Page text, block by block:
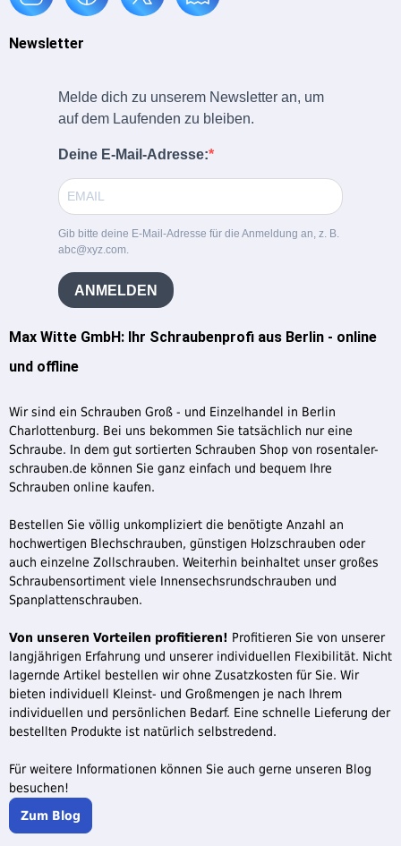
Max Witte GmbH: Ihr Schraubenprofi aus Berlin - online
und offline
Wir sind ein Schrauben Groß - und Einzelhandel in Berlin
Charlottenburg. Bei uns bekommen Sie tatsächlich nur eine
Schraube. In dem gut sortierten Schrauben Shop von rosentaler-
schrauben.de können Sie ganz einfach und bequem Ihre
Schrauben online kaufen.
Bestellen Sie völlig unkompliziert die benötigte Anzahl an
hochwertigen Blechschrauben, günstigen Holzschrauben oder
auch einzelne Zollschrauben. Weiterhin beinhaltet unser großes
Schraubensortiment viele Innensechsrundschrauben und
Spanplattenschrauben.
Von unseren Vorteilen profitieren! Profitieren Sie von unserer
langjährigen Erfahrung und unserer individuellen Flexibilität. Nicht
lagernde Artikel bestellen wir ohne Zusatzkosten für Sie. Wir
bieten individuell Kleinst- und Großmengen je nach Ihrem
individuellen und persönlichen Bedarf. Eine schnelle Lieferung der
bestellten Produkte ist natürlich selbstredend.
Für weitere Informationen können Sie auch gerne unseren Blog
besuchen!
Zum Blog
Newsletter
Melde dich zu unserem Newsletter an, um
auf dem Laufenden zu bleiben.
Deine E-Mail-Adresse:
Gib bitte deine E-Mail-Adresse für die Anmeldung an, z. B.
abc@xyz.com.
ANMELDEN